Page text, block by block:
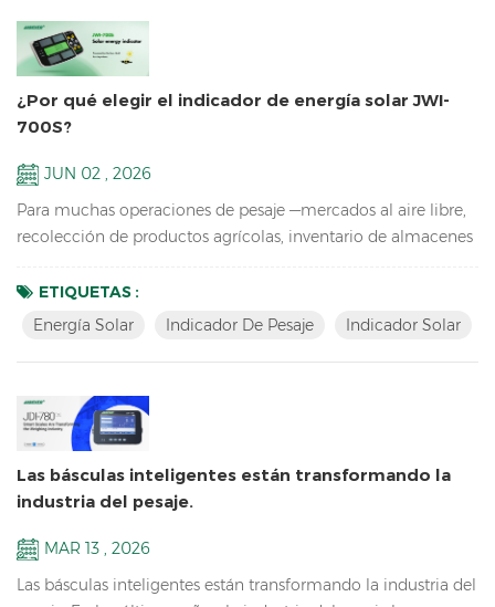
¿Por qué elegir el indicador de energía solar JWI-
700S?
JUN 02 , 2026
Para muchas operaciones de pesaje —mercados al aire libre,
recolección de productos agrícolas, inventario de almacenes
básculas tradicionales es la dependencia de la energía: el
acceso constante a la electricidad de la red no siempre es
agotan en los peores momentos. JWI-700S El i...
ETIQUETAS :
Energía Solar
Indicador De Pesaje Indicador Solar
Las básculas inteligentes están transformando la
industria del pesaje.
MAR 13 , 2026
Las básculas inteligentes están transformando la industria del